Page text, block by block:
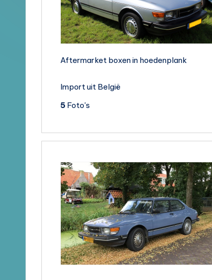
Aftermarket boxen in hoedenplank
Import uit België
5 Foto's